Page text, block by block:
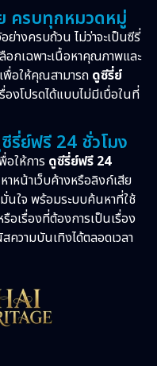
ครบทุกหมวดหมู่
อย่างครบถ้วน ไม่ว่าจะเป็นซีรี่
กเฉพาะเนื้อหาคุณภาพและ
พื่อให้คุณสามารถ ดูซีรี่ย์
งโปรดได้แบบไม่มีเบื่อในที่
รี่ย์ฟรี 24 ชั่วโมง
ให้การ ดูซีรี่ย์ฟรี 24
หน้าเว็บค้างหรือลิงก์เสีย
นใจ พร้อมระบบค้นหาที่ใช้
อเรื่องที่ต้องการเป็นเรื่อง
วามบันเทิงได้ตลอดเวลา